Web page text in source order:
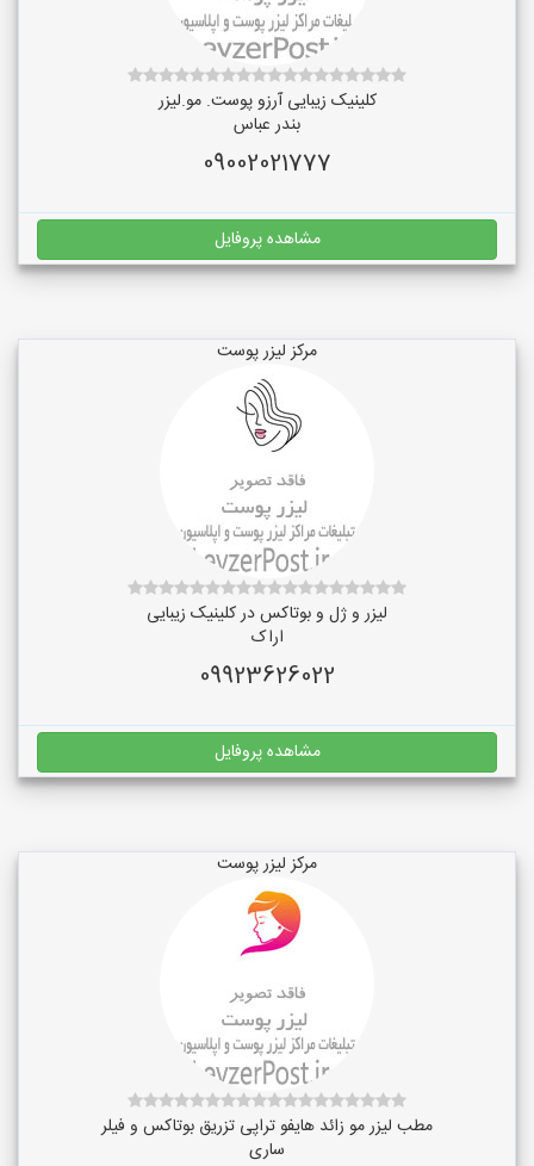
کلینیک زیبایی آرزو پوست. مو.لیزر
بندر عباس
09002021777
مشاهده پروفایل
مرکز لیزر پوست
لیزر و ژل و بوتاکس در کلینیک زیبایی
اراک
09923626022
مشاهده پروفایل
مرکز لیزر پوست
مطب لیزر مو زائد هایفو تراپی تزریق بوتاکس و فیلر
ساری